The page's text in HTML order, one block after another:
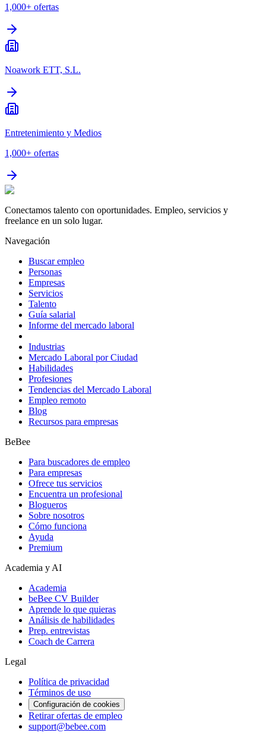
1,000+ ofertas
Noawork ETT, S.L.
Entretenimiento y Medios
1,000+ ofertas
Conectamos talento con oportunidades. Empleo, servicios y
freelance en un solo lugar.
Navegación
Buscar empleo
Personas
Empresas
Servicios
Talento
Guía salarial
Informe del mercado laboral
Industrias
Mercado Laboral por Ciudad
Habilidades
Profesiones
Tendencias del Mercado Laboral
Empleo remoto
Blog
Recursos para empresas
BeBee
Para buscadores de empleo
Para empresas
Ofrece tus servicios
Encuentra un profesional
Blogueros
Sobre nosotros
Cómo funciona
Ayuda
Premium
Academia y AI
Academia
beBee CV Builder
Aprende lo que quieras
Análisis de habilidades
Prep. entrevistas
Coach de Carrera
Legal
Política de privacidad
Términos de uso
Configuración de cookies
Retirar ofertas de empleo
support@bebee.com